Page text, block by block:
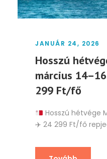
JANUÁR 24, 2026
Hosszú
március
299 Ft/fő
Hosszú hétvége
✈️ 24 299 Ft/fő